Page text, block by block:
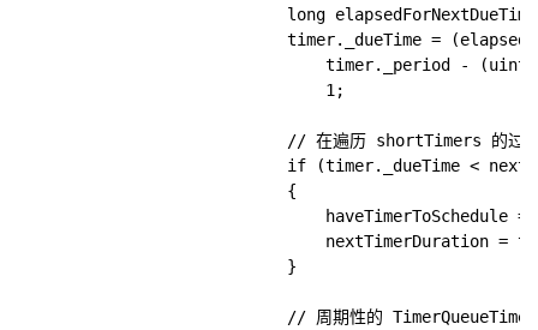
long
timer._dueTime =
timer._period -
                                1;
// 在遍历 shortTimers 的过
if (timer._dueTime <
                            {
haveTimerToSchedule =
nextTimerDuration =
                            }
// 周期性的 TimerQueueTimer